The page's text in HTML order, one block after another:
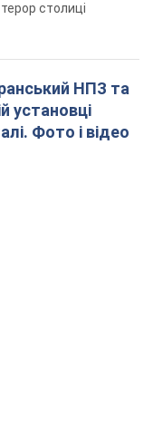
столиці
НПЗ та
установці
Фото і відео